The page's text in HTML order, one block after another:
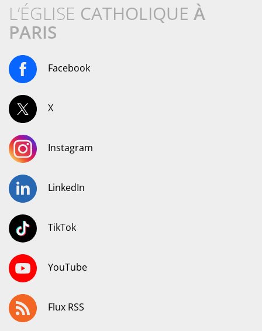
L’ÉGLISE CATHOLIQUE À
PARIS
Facebook
X
Instagram
LinkedIn
TikTok
YouTube
Flux RSS